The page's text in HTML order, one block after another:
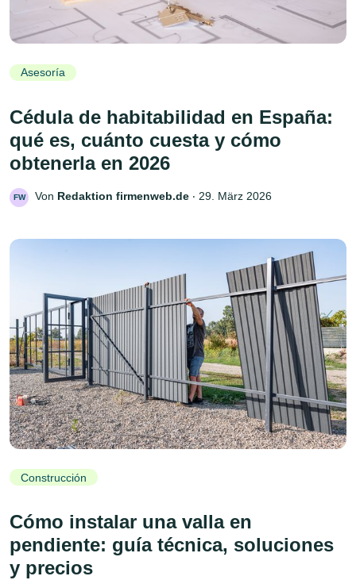
Asesoría
Cédula de habitabilidad en España:
qué es, cuánto cuesta y cómo
obtenerla en 2026
FW Von Redaktion firmenweb.de ‧ 29. März 2026
Construcción
Cómo instalar una valla en
pendiente: guía técnica, soluciones
y precios